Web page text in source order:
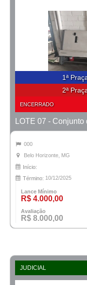
1ª
2ª
ENCERRADO
LOTE 07 -
000
Belo Horizonte, MG
Início:
Término: 10/12/2025
Lance Mínimo
R$ 4.000,00
Avaliação
R$ 8.000,00
JUDICIAL